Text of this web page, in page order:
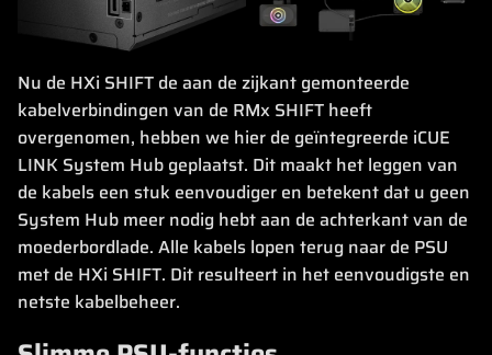
Nu de HXi SHIFT de aan de zijkant gemonteerde
kabelverbindingen van de RMx SHIFT heeft
overgenomen, hebben we hier de geïntegreerde iCUE
LINK System Hub geplaatst. Dit maakt het leggen van
de kabels een stuk eenvoudiger en betekent dat u geen
System Hub meer nodig hebt aan de achterkant van de
moederbordlade. Alle kabels lopen terug naar de PSU
met de HXi SHIFT. Dit resulteert in het eenvoudigste en
netste kabelbeheer.